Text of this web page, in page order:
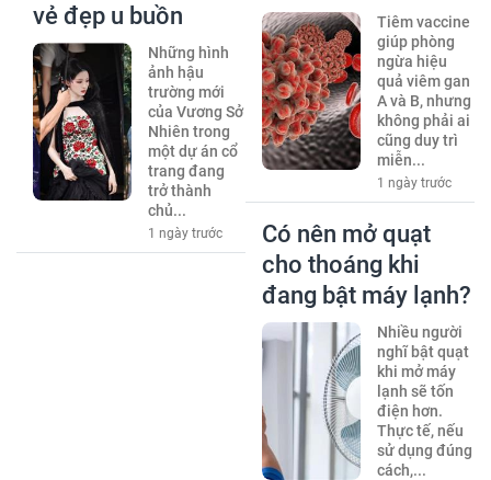
vẻ đẹp u buồn
Những hình
ảnh hậu
trường mới
của Vương Sở
Nhiên trong
một dự án cổ
trang đang
trở thành
chủ...
1 ngày trước
Tiêm vaccine
giúp phòng
ngừa hiệu
quả viêm gan
A và B, nhưng
không phải ai
cũng duy trì
miễn...
1 ngày trước
Có nên mở quạt
cho thoáng khi
đang bật máy lạnh?
Nhiều người
nghĩ bật quạt
khi mở máy
lạnh sẽ tốn
điện hơn.
Thực tế, nếu
sử dụng đúng
cách,...